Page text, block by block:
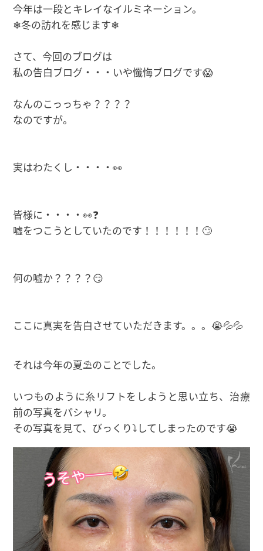
今年は一段とキレイなイルミネーション。
❄冬の訪れを感じます❄
さて、今回のブログは
私の告白ブログ・・・いや懺悔ブログです😱
なんのこっっちゃ？？？？
なのですが。
実はわたくし・・・・👀
皆様に・・・・👀❓
嘘をつこうとしていたのです！！！！！！🙄
何の嘘か？？？？😏
ここに真実を告白させていただきます。。。😭💦💦
それは今年の夏⛱のことでした。
いつものように糸リフトをしようと思い立ち、治療
前の写真をパシャリ。
その写真を見て、びっくり⤵してしまったのです😭